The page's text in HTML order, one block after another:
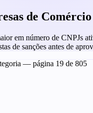
de
em número de CNPJs
de sanções antes de
— página 19 de 805